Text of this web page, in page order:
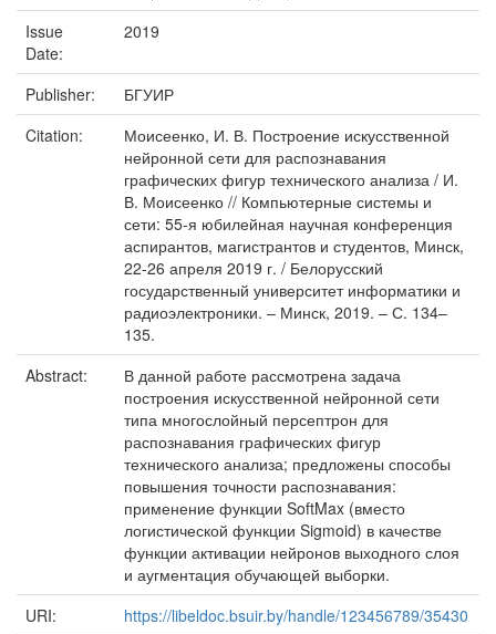
Issue
Date:
2019
Publisher:
БГУИР
Citation:
Моисеенко, И. В. Построение искусственной
нейронной сети для распознавания
графических фигур технического анализа / И.
В. Моисеенко // Компьютерные системы и
сети: 55-я юбилейная научная конференция
аспирантов, магистрантов и студентов, Минск,
22-26 апреля 2019 г. / Белорусский
государственный университет информатики и
радиоэлектроники. – Минск, 2019. – С. 134–
135.
Abstract:
В данной работе рассмотрена задача
построения искусственной нейронной сети
типа многослойный персептрон для
распознавания графических фигур
технического анализа; предложены способы
повышения точности распознавания:
применение функции SoftMax (вместо
логистической функции Sigmoid) в качестве
функции активации нейронов выходного слоя
и аугментация обучающей выборки.
URI:
https://libeldoc.bsuir.by/handle/123456789/35430